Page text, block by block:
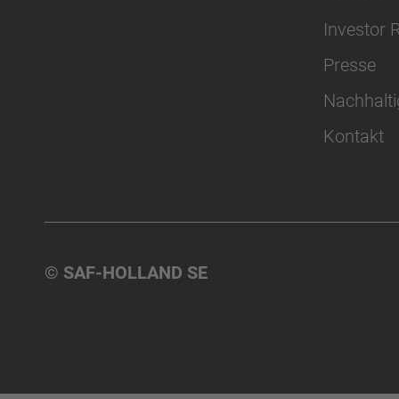
Investor
Presse
Kontakt
© SAF-HOLLAND SE